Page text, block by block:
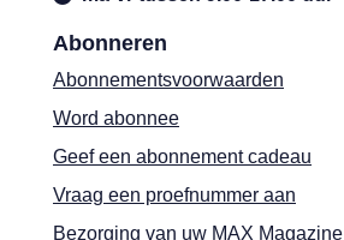
Abonneren
Abonnementsvoorwaarden
Word abonnee
Geef een abonnement cadeau
Vraag een proefnummer aan
Bezorging van uw MAX Magazine